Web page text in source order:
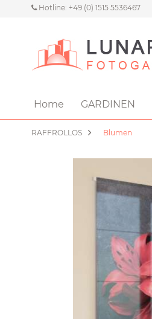
Hotline: +49 (0) 1515 5536467
Home GARDINEN
RAFFROLLOS Blumen